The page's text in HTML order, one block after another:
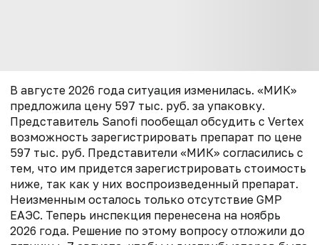
В августе 2026 года ситуация изменилась. «МИК»
предложила цену 597 тыс. руб. за упаковку.
Представитель Sanofi пообещал обсудить с Vertex
возможность зарегистрировать препарат по цене
597 тыс. руб. Представители «МИК» согласились с
тем, что им придется зарегистрировать стоимость
ниже, так как у них воспроизведенный препарат.
Неизменным осталось только отсутствие GMP
ЕАЭС. Теперь инспекция перенесена на ноябрь
2026 года. Решение по этому вопросу отложили до